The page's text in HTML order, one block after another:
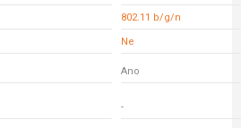
802.11 b/g/n
Ne
Ano
-